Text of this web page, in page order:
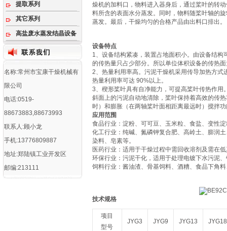
提取系列
其它系列
高盐废水蒸发结晶设备
名称:常州市宝康干燥机械有
限公司
电话:0519-
88673883,88673993
联系人:顾小龙
手机:13776809887
地址:郑陆镇工业开发区
邮编:213111
燥机的加料口，物料进入器身后，通过桨叶的转
料所含的表面水分蒸发。同时，物料随桨叶轴的
蒸发。最后，干燥均匀的合格产品由出料口排出。
设备特点
1、设备结构紧凑，装置占地面积小。由设备结
的传热量只占少部分。所以单位体积设备的传热
2、热量利用率高。污泥干燥机采用传导加热方
热量利用率可达 90%以上。
3、楔形桨叶具有自净能力，可提高桨叶传热作
斜面上的污泥自动地清除，桨叶保持着高效的传
时）和膨胀（在两轴桨叶面相距离最远时）搅拌
应用范围
食品行业‌：淀粉、可可豆、玉米粒、食盐、变性
化工行业‌：纯碱、氮磷钾复合肥、高岭土、膨润
染料、皂素等‌。
医药行业‌：适用于干燥过程中需回收溶剂及需在
环保行业‌：污泥干化，适用于处理电镀下水污泥
饲料行业‌：酱油渣、骨基饲料、酒糟、食品下角
技术规格
项目
型号
JYG3 JYG9 JYG13 JYG18